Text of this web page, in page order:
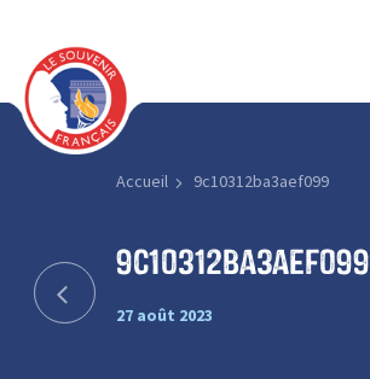
Accueil 9c10312ba3aef099
9c10312ba3aef099
27 août 2023